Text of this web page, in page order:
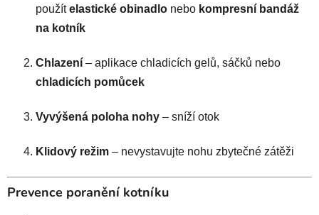
použítelastické obinadlo nebo kompresní bandáž
na kotník
Chlazení – aplikace chladicích gelů, sáčků nebo
chladicích pomůcek
Vyvýšená poloha nohy – sníží otok
Klidový režim – nevystavujte nohu zbytečné zátěži
Prevence poranění kotníku